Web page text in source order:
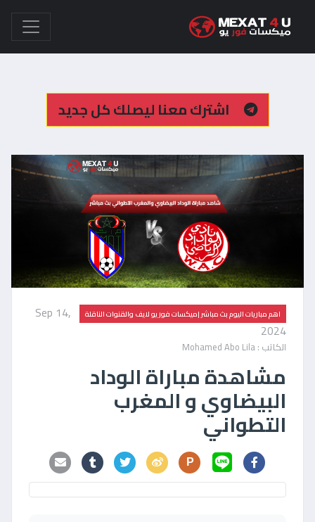
اشترك معنا ليصلك كل جديد
اهم مباريات اليوم بث مباشر |ميكسات فور يو لايف والقنوات الناقلة
Sep 14,
2024
الكاتب : Mohamed Abo Lila
مشاهدة مباراة الوداد
البيضاوي و المغرب
التطواني
P